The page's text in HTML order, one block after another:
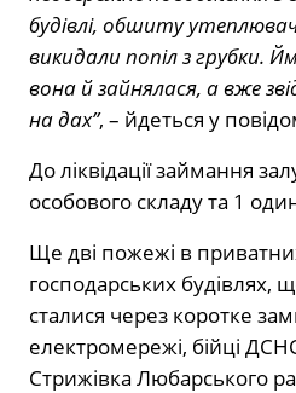
будівлі, обшиту
викидали попіл з грубки.
вона й зайнялася, а вже
на дах”, – йдеться у
До ліквідації займання
особового складу та 1
Ще дві пожежі в
господарських будівлях,
сталися через коротке
електромережі, бійці
Стрижівка Любарського